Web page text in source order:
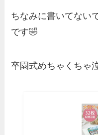
ちなみに書いてない
です🤣
卒園式めちゃくちゃ